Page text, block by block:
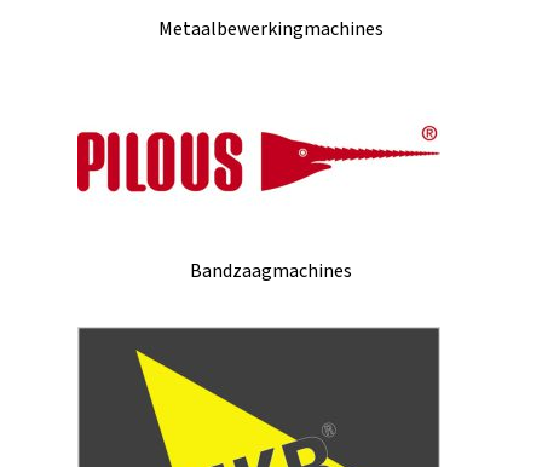
Metaalbewerkingmachines
Bandzaagmachines